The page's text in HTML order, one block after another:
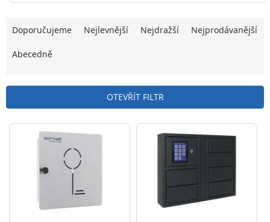
Ř
n
í
p
Doporučujeme Nejlevnější Nejdražší Nejprodávanější
Abecedně
OTEVŘÍT FILTR
V